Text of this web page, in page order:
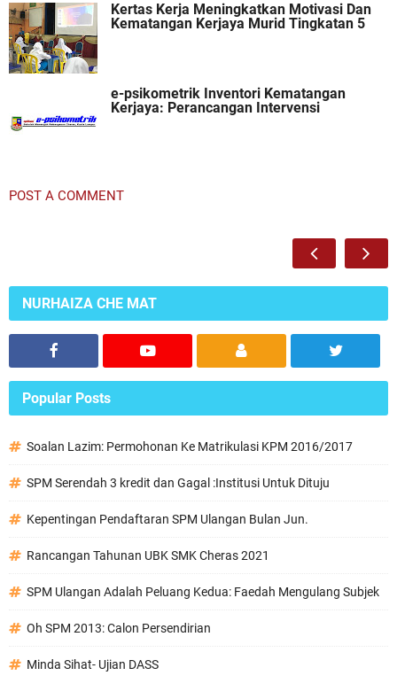
Kertas Kerja Meningkatkan Motivasi Dan
Kematangan Kerjaya Murid Tingkatan 5
e-psikometrik Inventori Kematangan
Kerjaya: Perancangan Intervensi
POST A COMMENT
NURHAIZA CHE MAT
Popular Posts
Soalan Lazim: Permohonan Ke Matrikulasi KPM 2016/2017
SPM Serendah 3 kredit dan Gagal :Institusi Untuk Dituju
Kepentingan Pendaftaran SPM Ulangan Bulan Jun.
Rancangan Tahunan UBK SMK Cheras 2021
SPM Ulangan Adalah Peluang Kedua: Faedah Mengulang Subjek
Oh SPM 2013: Calon Persendirian
Minda Sihat- Ujian DASS